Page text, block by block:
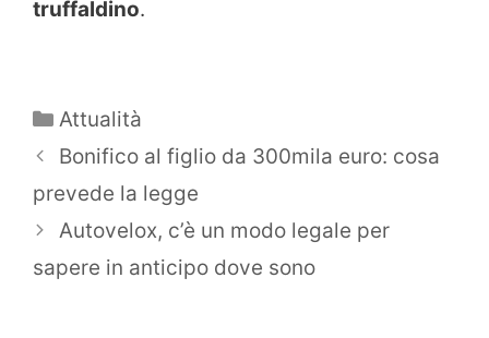
truffaldino.
Categorie
Attualità
Bonifico al figlio da 300mila euro: cosa
prevede la legge
Autovelox, c’è un modo legale per
sapere in anticipo dove sono